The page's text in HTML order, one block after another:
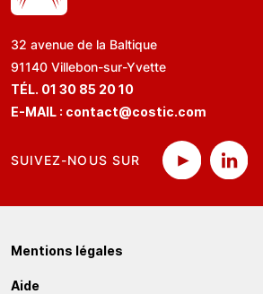
32 avenue de la Baltique
91140 Villebon-sur-Yvette
TÉL. 01 30 85 20 10
E-MAIL : contact@costic.com
SUIVEZ-NOUS SUR
Mentions légales
Aide